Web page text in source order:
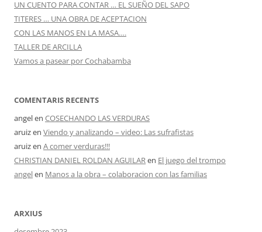
UN CUENTO PARA CONTAR … EL SUEÑO DEL SAPO
TITERES … UNA OBRA DE ACEPTACION
CON LAS MANOS EN LA MASA….
TALLER DE ARCILLA
Vamos a pasear por Cochabamba
COMENTARIS RECENTS
angelen COSECHANDO LAS VERDURAS
aruizen Viendo y analizando – video: Las sufrafistas
aruizen A comer verduras!!!
CHRISTIAN DANIEL ROLDAN AGUILARen El juego del trompo
angelen Manos a la obra – colaboracion con las familias
ARXIUS